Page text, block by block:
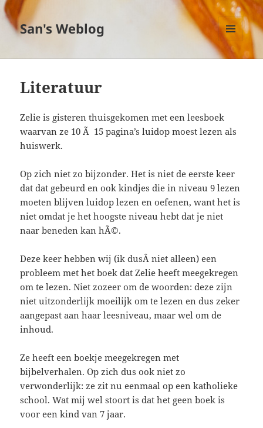
San's Weblog
MENU
EN
Literatuur
Zelie is gisteren thuisgekomen met een leesboek
waarvan ze 10 Ã 15 pagina’s luidop moest lezen als
huiswerk.
Op zich niet zo bijzonder. Het is niet de eerste keer
dat dat gebeurd en ook kindjes die in niveau 9 lezen
moeten blijven luidop lezen en oefenen, want het is
niet omdat je het hoogste niveau hebt dat je niet
naar beneden kan hÃ©.
Deze keer hebben wij (ik dusÂ niet alleen) een
probleem met het boek dat Zelie heeft meegekregen
om te lezen. Niet zozeer om de woorden: deze zijn
niet uitzonderlijk moeilijk om te lezen en dus zeker
aangepast aan haar leesniveau, maar wel om de
inhoud.
Ze heeft een boekje meegekregen met
bijbelverhalen. Op zich dus ook niet zo
verwonderlijk: ze zit nu eenmaal op een katholieke
school. Wat mij wel stoort is dat het geen boek is
voor een kind van 7 jaar.